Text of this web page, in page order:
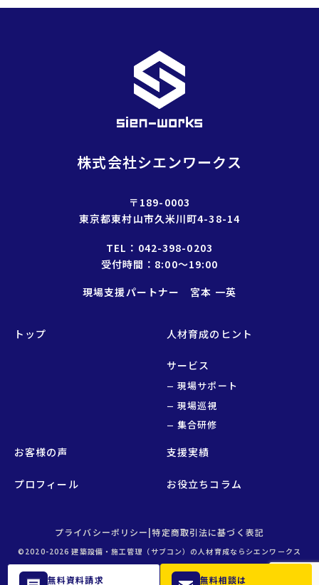
無料資料請求 無料相談は
株式会社シエンワークス
〒189-0003
東京都東村山市久米川町4-38-14
TEL： 042-398-0203
受付時間：8:00〜19:00
現場支援パートナー 宮本 一英
トップ 人材育成のヒント
サービス
現場サポート
現場巡視
集合研修
お客様の声
プロフィール
支援実績
お役立ちコラム
プライバシーポリシー|特定商取引法に基づく表記
©2020-2026 建築設備・施工管理（サブコン）の人材育成ならシエンワークス